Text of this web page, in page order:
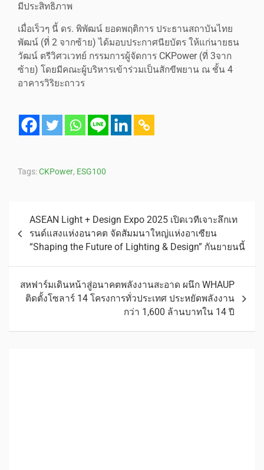
มีประสิทธิภาพ
เมื่อเร็วๆ นี้ ดร. พิพัฒน์ ยอดพฤติการ ประธานสถาบันไทย
พัฒน์ (ที่ 2 จากซ้าย) ได้มอบประกาศนียบัตร ให้แก่นายธน
วัฒน์ ตรีวิศวเวทย์ กรรมการผู้จัดการ CKPower (ที่ 3จาก
ซ้าย) โดยมีคณะผู้บริหารเข้าร่วมเป็นสักขีพยาน ณ ชั้น 4
อาคารวิริยะถาวร
Tags:CKPower, ESG100
ASEAN Light + Design Expo 2025 เปิดเวทีเจาะลึกเท
รนด์แสงแห่งอนาคต จัดสัมมนาใหญ่แห่งอาเซียน
“Shaping the Future of Lighting & Design” กันยายนนี้
สหฟาร์มเดินหน้าสู่อนาคตพลังงานสะอาด ผนึก WHAUP
ติดตั้งโซลาร์ 14 โครงการทั่วประเทศ ประหยัดพลังงาน
กว่า 1,600 ล้านบาทใน 14 ปี